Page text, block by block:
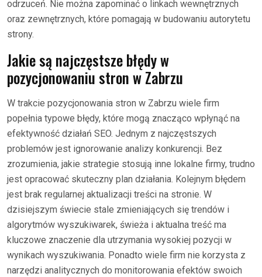
odrzuceń. Nie można zapominać o linkach wewnętrznych
oraz zewnętrznych, które pomagają w budowaniu autorytetu
strony.
Jakie są najczęstsze błędy w
pozycjonowaniu stron w Zabrzu
W trakcie pozycjonowania stron w Zabrzu wiele firm
popełnia typowe błędy, które mogą znacząco wpłynąć na
efektywność działań SEO. Jednym z najczęstszych
problemów jest ignorowanie analizy konkurencji. Bez
zrozumienia, jakie strategie stosują inne lokalne firmy, trudno
jest opracować skuteczny plan działania. Kolejnym błędem
jest brak regularnej aktualizacji treści na stronie. W
dzisiejszym świecie stale zmieniających się trendów i
algorytmów wyszukiwarek, świeża i aktualna treść ma
kluczowe znaczenie dla utrzymania wysokiej pozycji w
wynikach wyszukiwania. Ponadto wiele firm nie korzysta z
narzędzi analitycznych do monitorowania efektów swoich